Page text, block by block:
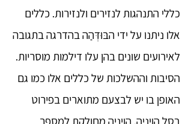
כללי התנהגות לנזירים ולנזירות. כללים
אלו ניתנו על ידי הבּוּדְּהַה בהדרגה בתגובה
לאירועים שונים בהן עלו דילמות מוסריות.
הסיבות וההשלכות של כללים אלו כמו גם
האופן בו יש לבצעם מתוארים בפירוט
בסל הוִינַיַה. הוִינַיַה מחולקת למספר